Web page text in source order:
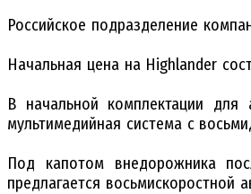
Российское подразделение
Начальная цена на Highlander
В начальной комплектации для
мультимедийная система с
Под капотом внедорожника
предлагается восьмискоростной